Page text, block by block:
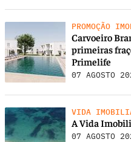
PROMOÇÃO
Carvoeiro
primeiras
Primelife
07 AGOSTO
VIDA
A Vida
07 AGOSTO